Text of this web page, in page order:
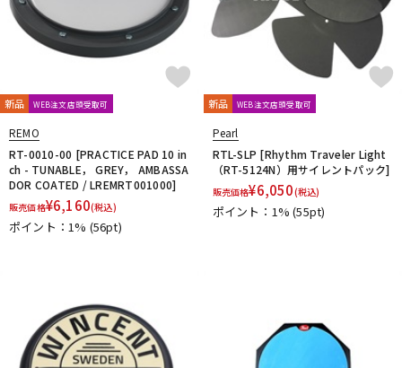
新品 WEB注文店頭受取可
REMO
RT-0010-00 [PRACTICE PAD 10 in
ch - TUNABLE， GREY， AMBASSA
DOR COATED / LREMRT001000]
販売価格¥6,160(税込)
ポイント：1% (56pt)
新品 WEB注文店頭受取可
Pearl
RTL-SLP [Rhythm Traveler Light
（RT-5124N）用サイレントパック]
販売価格¥6,050(税込)
ポイント：1%(55pt)